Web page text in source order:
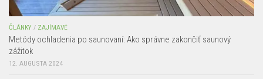
ČLÁNKY / ZAJÍMAVÉ
Metódy ochladenia po saunovaní: Ako správne zakončiť saunový
zážitok
12. AUGUSTA 2024